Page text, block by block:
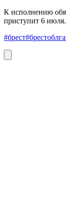
К исполнению
приступит 6 июля.
#брест